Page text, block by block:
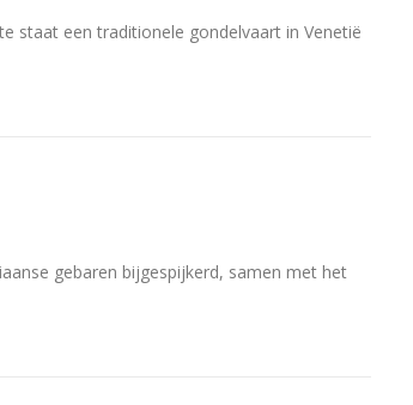
staat een traditionele gondelvaart in Venetië
gebaren bijgespijkerd, samen met het